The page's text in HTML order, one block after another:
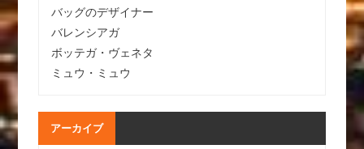
バッグのデザイナー
バレンシアガ
ボッテガ・ヴェネタ
ミュウ・ミュウ
アーカイブ